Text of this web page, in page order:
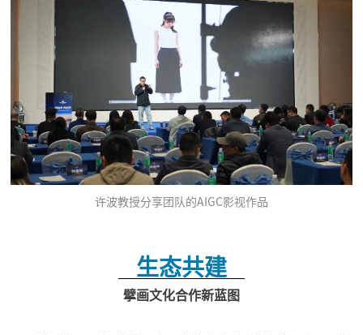
许波教授分享团队的AIGC影视作品
生态共建
擘画文化合作新蓝图